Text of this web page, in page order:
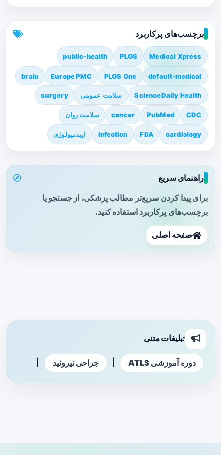
برچسب‌های پرکاربرد
Medical Xpress
PLOS
public-health
default-medical
PLOS One
Europe PMC
brain
ScienceDaily Health سلامت عمومی surgery
CDC
PubMed
cancer سلامت روان
cardiology
FDA
infection اپیدمیولوژی
راهنمای سریع
برای پیدا کردن سریع‌تر مطالب پزشکی، از جستجو یا
برچسب‌های پرکاربرد استفاده کنید.
صفحه اصلی
تبلیغات متنی
دوره آموزشی ATLS جراحی تیروئید